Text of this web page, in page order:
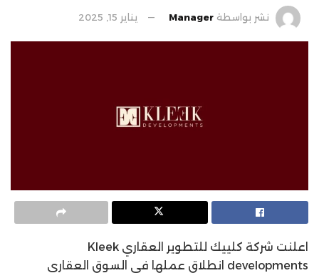
نشر بواسطة Manager يناير 15, 2025
اعلنت شركة كلييك للتطوير العقاري Kleek
developments انطلاق عملها في السوق العقاري